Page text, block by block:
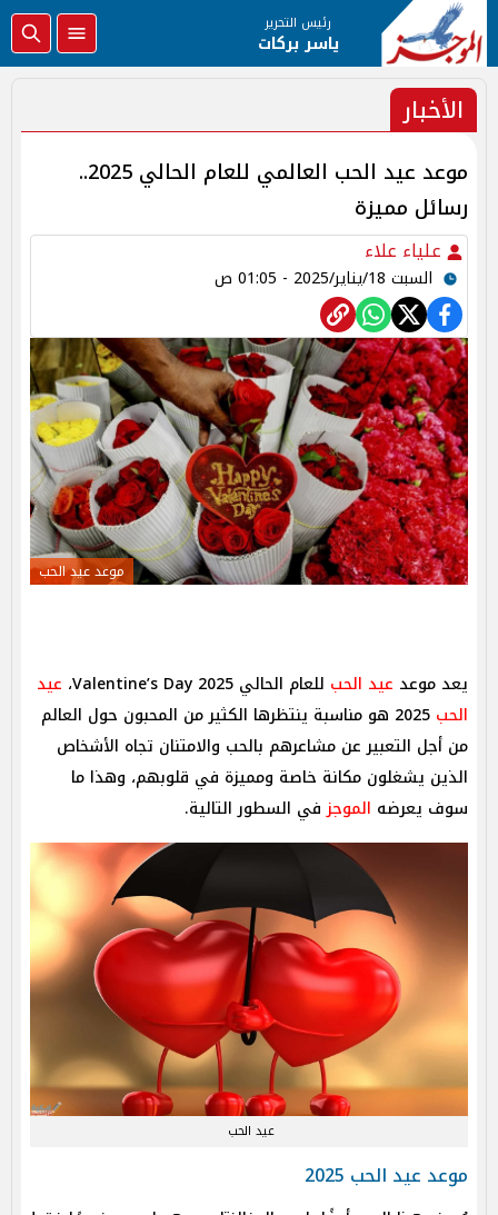
رئيس التحرير
ياسر بركات
الأخبار
موعد عيد الحب العالمي للعام الحالي 2025..
رسائل مميزة
علياء علاء
السبت 18/يناير/2025 - 01:05 ص
موعد عيد الحب
يعد موعد عيد الحب للعام الحالي 2025 Valentine’s Day،
عيد
الحب
2025 هو مناسبة ينتظرها الكثير من المحبون حول العالم
من أجل التعبير عن مشاعرهم بالحب والامتنان تجاه الأشخاص
الذين يشغلون مكانة خاصة ومميزة في قلوبهم، وهذا ما
سوف يعرضه الموجزفي السطور التالية.
عيد الحب
موعد عيد الحب 2025